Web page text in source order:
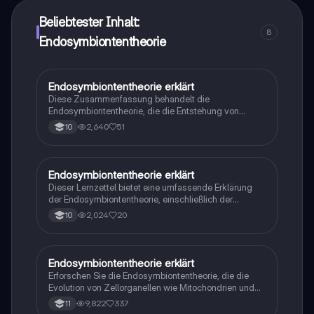
Beliebtester Inhalt:
Endosymbiontentheorie
8
Biologie
Endosymbiontentheorie erklärt
Diese Zusammenfassung behandelt die
Endosymbiontentheorie, die die Entstehung von
Mitochondrien und Plastiden in eukaryotischen Zellen
erklärt. Sie umfasst die Bedeutung der Theorie, die
Biologie, die ein tieferes Verständnis der Zellstruktur
und Evolution suchen.
10 2,640 51
Biologie
Endosymbiontentheorie erklärt
Dieser Lernzettel bietet eine umfassende Erklärung
der Endosymbiontentheorie, einschließlich der
Definition, der Rolle von Mitochondrien und Plastiden
sowie der Symbiose zwischen Prokaryoten und
10 2,024 20
Biologie
Endosymbiontentheorie erklärt
Erforschen Sie die Endosymbiontentheorie, die die
Evolution von Zellorganellen wie Mitochondrien und
Chloroplasten beschreibt. Diese Zusammenfassung
behandelt die Symbiose zwischen Prokaryoten und
11 9,822 337